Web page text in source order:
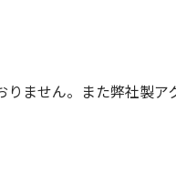
ません。また弊社製